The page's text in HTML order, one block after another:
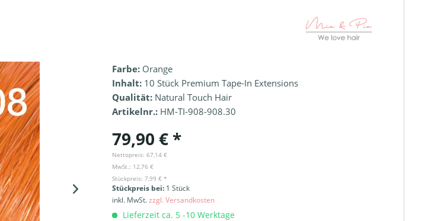
Farbe: Orange
Inhalt: 10 Stück Premium Tape-In Extensions
Qualität: Natural Touch Hair
Artikelnr.: HM-TI-908-908.30
79,90 € *
Nettopreis: 67,14 €
MwSt.: 12,76 €
Stückpreis: 7,99 € *
Stückpreis bei: 1 Stück
inkl. MwSt.zzgl. Versandkosten
Lieferzeit ca. 5 -10 Werktage